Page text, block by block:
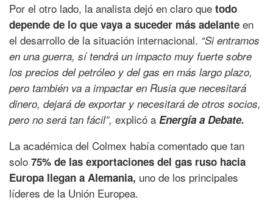
Por el otro lado, la analista dejó en claro que todo
depende de lo que vaya a suceder más adelante en
el desarrollo de la situación internacional. “Si entramos
en una guerra, sí tendrá un impacto muy fuerte sobre
los precios del petróleo y del gas en más largo plazo,
pero también va a impactar en Rusia que necesitará
dinero, dejará de exportar y necesitará de otros socios,
pero no será tan fácil”, explicó a Energía a Debate.
La académica del Colmex había comentado que tan
solo 75% de las exportaciones del gas ruso hacia
Europa llegan a Alemania, uno de los principales
líderes de la Unión Europea.